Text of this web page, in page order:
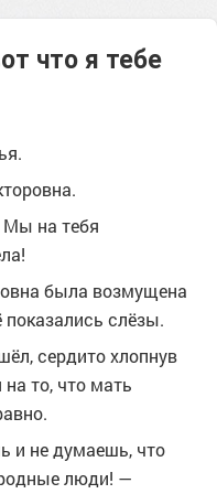
что я тебе
на тебя
была возмущена
слёзы.
сердито хлопнув
то, что мать
и не думаешь, что
люди! —